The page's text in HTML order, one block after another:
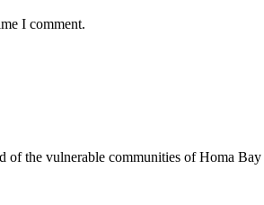
I comment.
the vulnerable communities of Homa